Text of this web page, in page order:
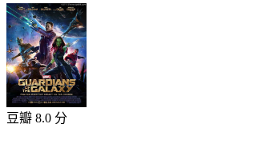
豆瓣 8.0 分